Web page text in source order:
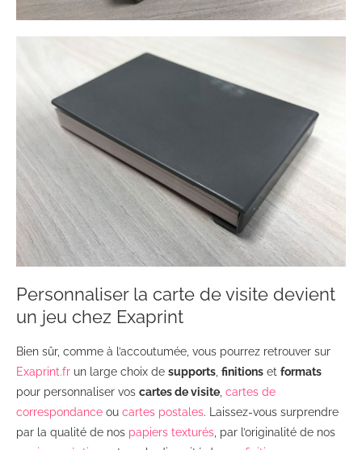
Personnaliser la carte de visite devient
un jeu chez Exaprint
Bien sûr, comme à l’accoutumée, vous pourrez retrouver sur
Exaprint.fr un large choix de supports, finitions et formats
pour personnaliser vos cartes de visite, cartes de
correspondance ou cartes postales. Laissez-vous surprendre
par la qualité de nos papiers texturés, par l’originalité de nos